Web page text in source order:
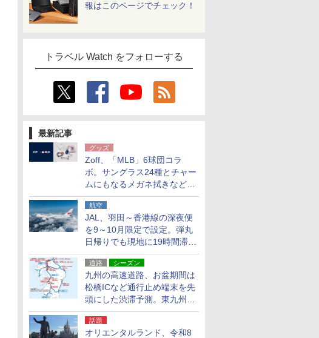
報はこのページでチェック！
トラベル Watch をフォローする
最新記事
グッズ
Zoff、「MLB」6球団コラ
ボ。サングラス24種とチャー
ムにもなるメガネ拭きなど雑
貨24種
航空
JAL、羽田～香港線の深夜便
を9～10月限定で設定。弾丸
日帰りでも現地に19時間滞在
できる
道路 シーズン
九州の高速道路、お盆期間は
松橋ICなど通行止め端末を先
頭にした渋滞予測。東九州道
への迂回は料金調整を実施
話題
オリエンタルランド、令和8